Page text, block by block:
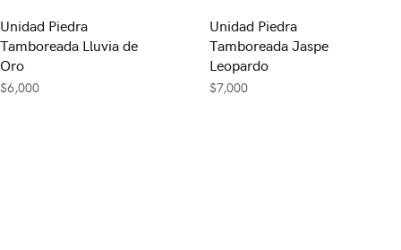
Unidad Piedra
Tamboreada Lluvia de
Oro
$6,000
Unidad Piedra
Tamboreada Jaspe
Leopardo
$7,000